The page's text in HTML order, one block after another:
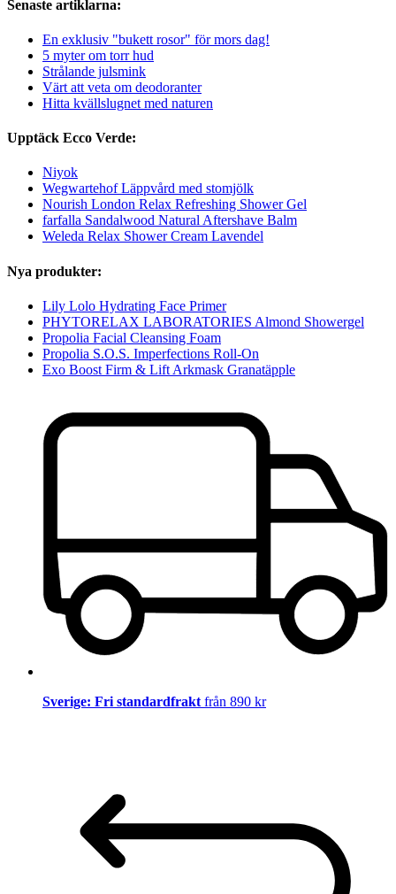
Senaste artiklarna:
En exklusiv "bukett rosor" för mors dag!
5 myter om torr hud
Strålande julsmink
Värt att veta om deodoranter
Hitta kvällslugnet med naturen
Upptäck Ecco Verde:
Niyok
Wegwartehof Läppvård med stomjölk
Nourish London Relax Refreshing Shower Gel
farfalla Sandalwood Natural Aftershave Balm
Weleda Relax Shower Cream Lavendel
Nya produkter:
Lily Lolo Hydrating Face Primer
PHYTORELAX LABORATORIES Almond Showergel
Propolia Facial Cleansing Foam
Propolia S.O.S. Imperfections Roll-On
Exo Boost Firm & Lift Arkmask Granatäpple
Sverige: Fri standardfrakt från 890 kr